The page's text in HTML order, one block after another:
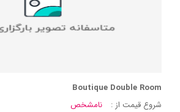
Boutique Double Room
شروع قیمت از :
نامشخص